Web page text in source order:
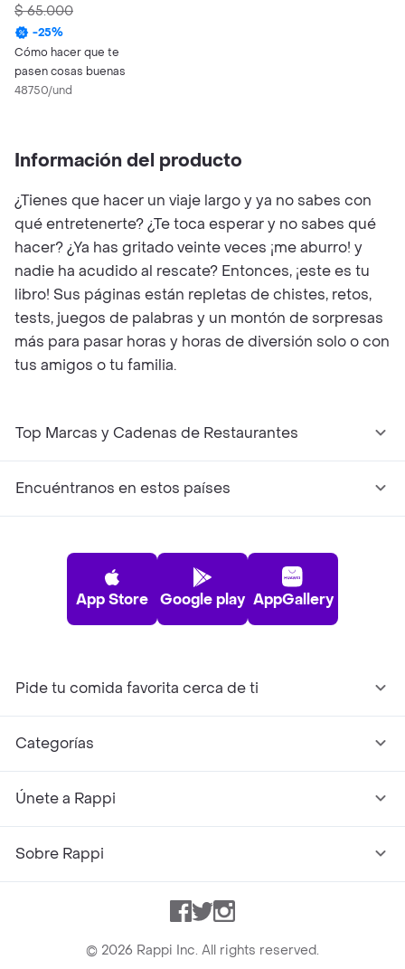
$ 65.000
-25%
Cómo hacer que te
pasen cosas buenas
48750/und
Información del producto
¿Tienes que hacer un viaje largo y ya no sabes con
qué entretenerte? ¿Te toca esperar y no sabes qué
hacer? ¿Ya has gritado veinte veces ¡me aburro! y
nadie ha acudido al rescate? Entonces, ¡este es tu
libro! Sus páginas están repletas de chistes, retos,
tests, juegos de palabras y un montón de sorpresas
más para pasar horas y horas de diversión solo o con
tus amigos o tu familia.
Top Marcas y Cadenas de Restaurantes
Encuéntranos en estos países
App Store Google play AppGallery
Pide tu comida favorita cerca de ti
Categorías
Únete a Rappi
Sobre Rappi
Facebook
TwitterInstagram
© 2026 Rappi Inc. All rights reserved.